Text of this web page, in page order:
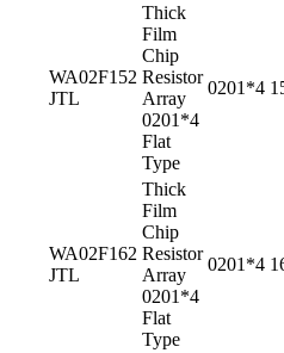
WA02F152
JTL
Thick
Film
Chip
Resistor
Array
0201*4
Flat
Type
0201*4
WA02F162
JTL
Thick
Film
Chip
Resistor
Array
0201*4
Flat
Type
0201*4